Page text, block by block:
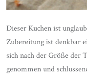
Dieser Kuchen ist
Zubereitung ist denkbar
sich nach der Größe der
genommen und